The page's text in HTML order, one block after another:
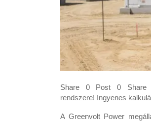
Share 0 Post 0 Share
rendszere! Ingyenes
A Greenvolt Power